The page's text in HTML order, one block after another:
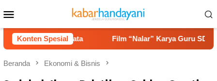
ke
kontenMobile
Konten SpesialFilm “Nalar” Karya Guru SD Raih Juara 1
Beranda Ekonomi & Bisnis